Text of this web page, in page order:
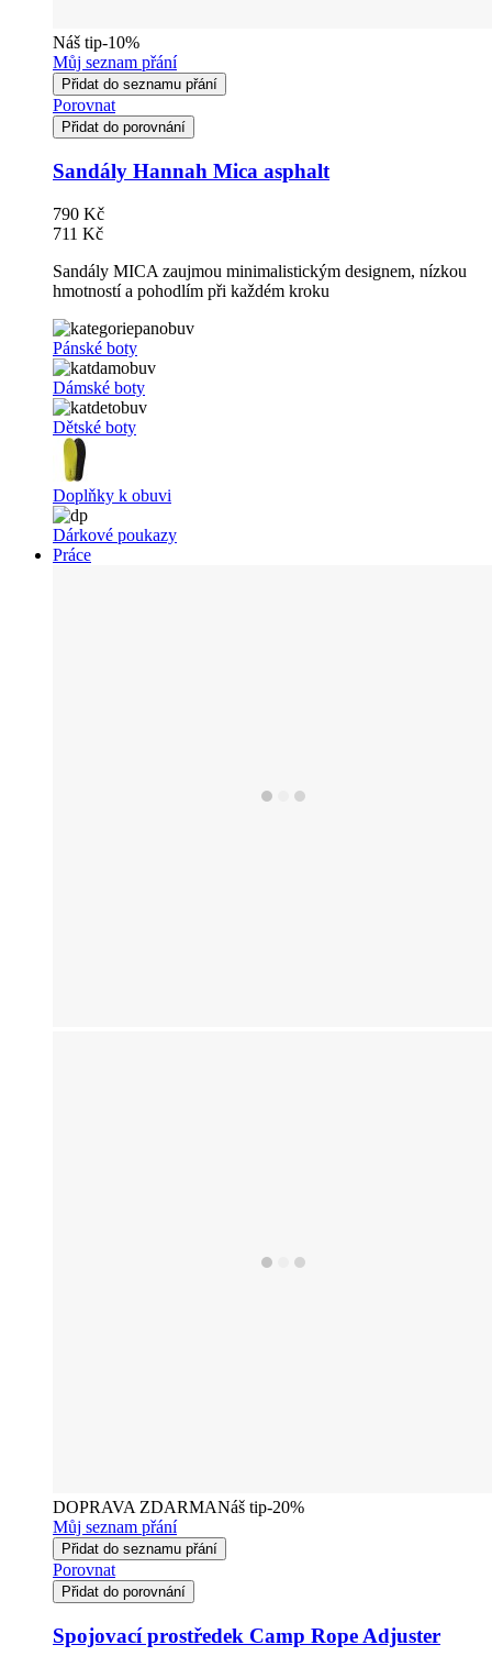
Náš tip-10%
Můj seznam přání
Přidat do seznamu přání
Porovnat
Přidat do porovnání
Sandály Hannah Mica asphalt
790 Kč
711 Kč
Sandály MICA zaujmou minimalistickým designem, nízkou
hmotností a pohodlím při každém kroku
Pánské boty
Dámské boty
Dětské boty
Doplňky k obuvi
Dárkové poukazy
Práce
DOPRAVA ZDARMANáš tip-20%
Můj seznam přání
Přidat do seznamu přání
Porovnat
Přidat do porovnání
Spojovací prostředek Camp Rope Adjuster